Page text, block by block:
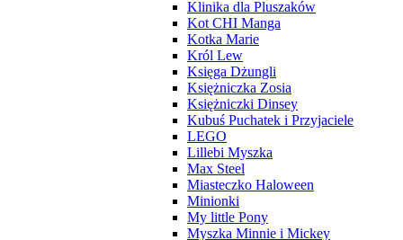
Klinika dla Pluszaków
Kot CHI Manga
Kotka Marie
Król Lew
Księga Dżungli
Księżniczka Zosia
Księżniczki Dinsey
Kubuś Puchatek i Przyjaciele
LEGO
Lillebi Myszka
Max Steel
Miasteczko Haloween
Minionki
My little Pony
Myszka Minnie i Mickey